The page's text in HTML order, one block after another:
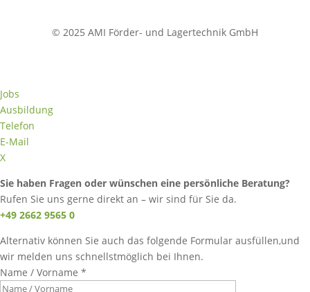
© 2025 AMI Förder- und Lagertechnik GmbH
Jobs
Ausbildung
Telefon
E-Mail
X
Sie haben Fragen oder wünschen eine persönliche Beratung?
Rufen Sie uns gerne direkt an – wir sind für Sie da.
+49 2662 9565 0
Alternativ können Sie auch das folgende Formular ausfüllen,und
wir melden uns schnellstmöglich bei Ihnen.
Name / Vorname *